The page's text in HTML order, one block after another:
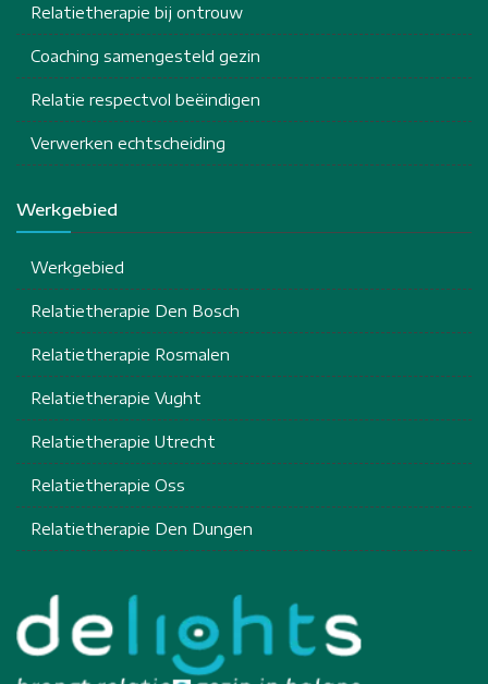
Relatietherapie bij ontrouw
Coaching samengesteld gezin
Relatie respectvol beëindigen
Verwerken echtscheiding
Werkgebied
Werkgebied
Relatietherapie Den Bosch
Relatietherapie Rosmalen
Relatietherapie Vught
Relatietherapie Utrecht
Relatietherapie Oss
Relatietherapie Den Dungen